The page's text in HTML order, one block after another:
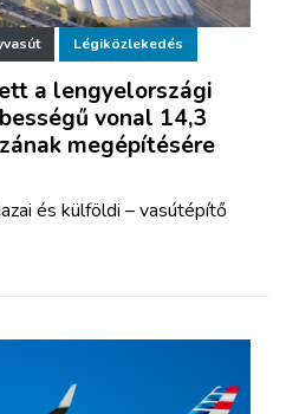
Légiközlekedés
a lengyelországi
vonal 14,3
megépítésére
és külföldi – vasútépítő